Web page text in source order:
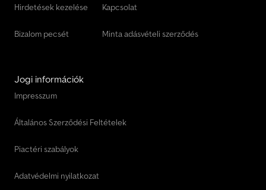
Hirdetések kezelése
Bizalom pecsét
Kapcsolat
Minta adásvételi szerződés
Jogi információk
Impresszum
Általános Szerződési Feltételek
Piactéri szabályok
Adatvédelmi nyilatkozat